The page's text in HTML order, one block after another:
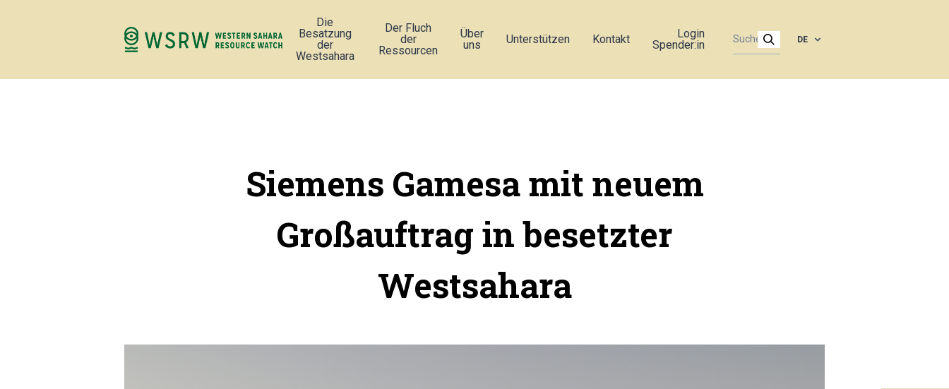
Die
Besatzung
der
Westsahara
Der Fluch
der
Ressourcen
Über
uns
Unterstützen Kontakt
Login
Spender:in
DE
Siemens Gamesa mit neuem
Großauftrag in besetzter
Westsahara